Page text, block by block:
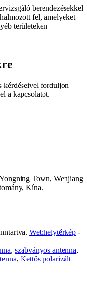
berendezésekkel
fel, amelyeket
területeken
kérdéseivel forduljon
a kapcsolatot.
Town, Wenjiang
Kína.
Webhelytérkép -
, szabványos antenna,
, Kettős polarizált